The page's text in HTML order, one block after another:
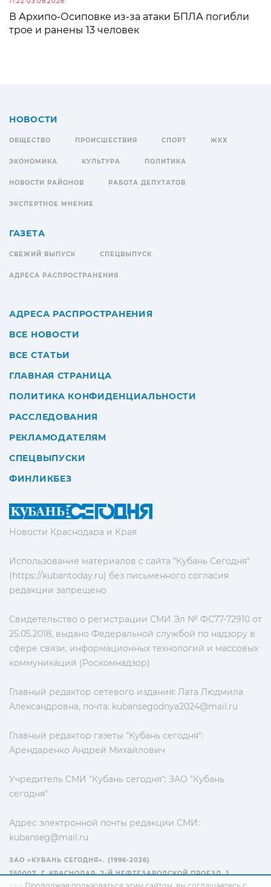
В Архипо-Осиповке из-за атаки БПЛА погибли
трое и ранены 13 человек
Новости Краснодара и Края
Использование материалов с сайта "Кубань Сегодня"
(https://kubantoday.ru) без письменного согласия
редакции запрещено
Свидетельство о регистрации СМИ Эл № ФС77-72910 от
25.05.2018, выдано Федеральной службой по надзору в
сфере связи, информационных технологий и массовых
коммуникаций (Роскомнадзор)
Главный редактор сетевого издания: Лата Людмила
Александровна, почта: kubansegodnya2024@mail.ru
Главный редактор газеты "Кубань сегодня":
Арендаренко Андрей Михайлович
Учредитель СМИ "Кубань сегодня": ЗАО "Кубань
сегодня"
Адрес электронной почты редакции СМИ:
kubanseg@mail.ru
НОВОСТИ
ОБЩЕСТВО ПРОИСШЕСТВИЯ СПОРТ ЖКХ
ЭКОНОМИКА КУЛЬТУРА ПОЛИТИКА
НОВОСТИ РАЙОНОВ РАБОТА ДЕПУТАТОВ
ЭКСПЕРТНОЕ МНЕНИЕ
ГАЗЕТА
СВЕЖИЙ ВЫПУСК СПЕЦВЫПУСК
АДРЕСА РАСПРОСТРАНЕНИЯ
АДРЕСА РАСПРОСТРАНЕНИЯ
ВСЕ НОВОСТИ
ВСЕ СТАТЬИ
ГЛАВНАЯ СТРАНИЦА
ПОЛИТИКА КОНФИДЕНЦИАЛЬНОСТИ
РАССЛЕДОВАНИЯ
РЕКЛАМОДАТЕЛЯМ
СПЕЦВЫПУСКИ
ФИНЛИКБЕЗ
ЗАО «КУБАНЬ СЕГОДНЯ». (1996-2026)
350007, Г. КРАСНОДАР, 2-Й НЕФТЕЗАВОДСКОЙ ПРОЕЗД, 1